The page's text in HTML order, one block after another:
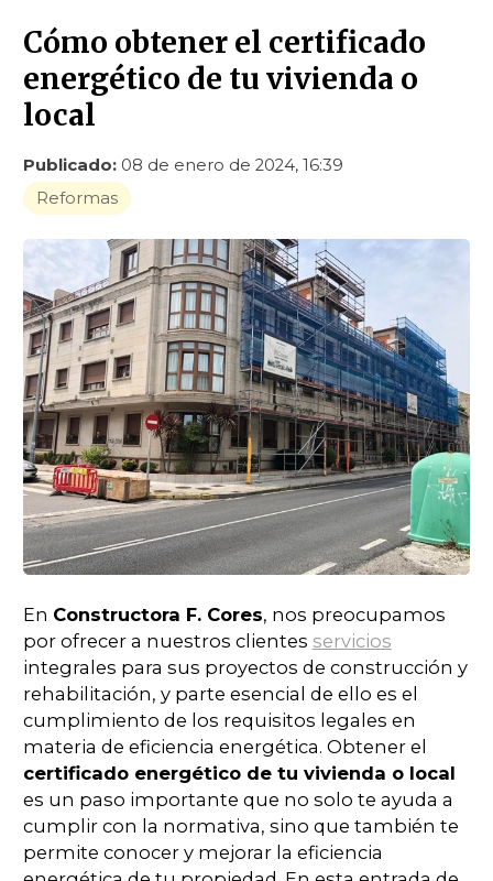
Cómo obtener el certificado
energético de tu vivienda o
local
Publicado: 08 de enero de 2024, 16:39
Reformas
En Constructora F. Cores, nos preocupamos
por ofrecer a nuestros clientes servicios
integrales para sus proyectos de construcción y
rehabilitación, y parte esencial de ello es el
cumplimiento de los requisitos legales en
materia de eficiencia energética. Obtener el
certificado energético de tu vivienda o local
es un paso importante que no solo te ayuda a
cumplir con la normativa, sino que también te
permite conocer y mejorar la eficiencia